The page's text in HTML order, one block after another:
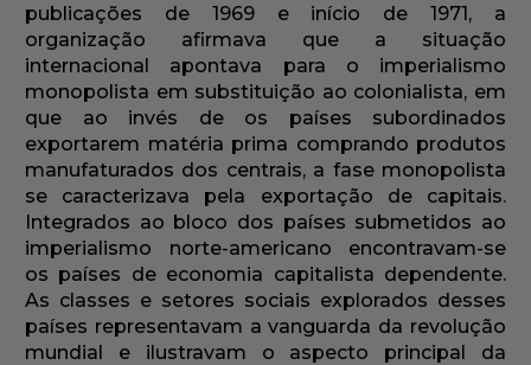
publicações de 1969 e início de 1971, a
organização afirmava que a situação
internacional apontava para o imperialismo
monopolista em substituição ao colonialista, em
que ao invés de os países subordinados
exportarem matéria prima comprando produtos
manufaturados dos centrais, a fase monopolista
se caracterizava pela exportação de capitais.
Integrados ao bloco dos países submetidos ao
imperialismo norte-americano encontravam-se
os países de economia capitalista dependente.
As classes e setores sociais explorados desses
países representavam a vanguarda da revolução
mundial e ilustravam o aspecto principal da